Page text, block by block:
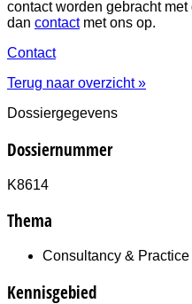
contact worden gebracht
dan contactmet ons op.
Contact
Terug naar overzicht »
Dossiergegevens
Dossiernummer
K8614
Thema
Consultancy & Practice
Kennisgebied